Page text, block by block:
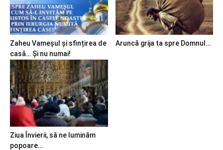
Zaheu Vameșul și sfințirea de
casă… Și nu numai!
Aruncă grija ta spre Domnul…
Ziua Învierii, să ne luminăm
popoare…